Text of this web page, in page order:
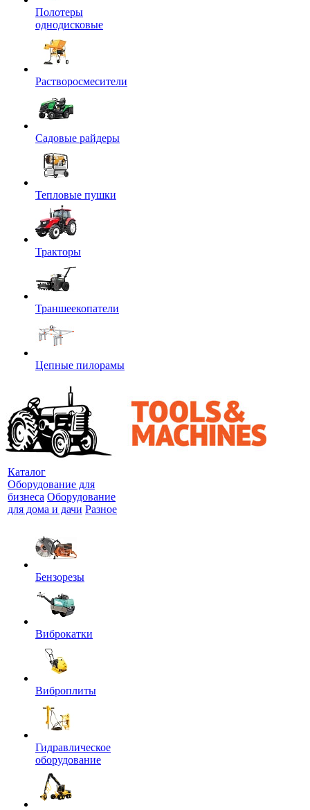
Полотеры
однодисковые
Растворосмесители
Садовые райдеры
Тепловые пушки
Тракторы
Траншеекопатели
Цепные пилорамы
Каталог
Оборудование для
бизнеса Оборудование
для дома и дачи Разное
Бензорезы
Виброкатки
Виброплиты
Гидравлическое
оборудование